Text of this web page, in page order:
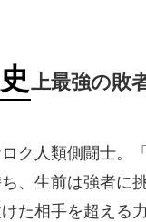
史 上最強の敗
ク人類側闘士。
、生前は強者に
た相手を超える